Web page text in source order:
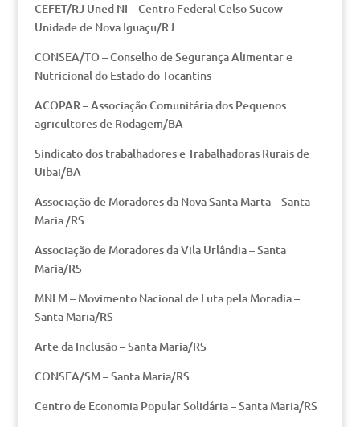
CEFET/RJ Uned NI – Centro Federal Celso Sucow
Unidade de Nova Iguaçu/RJ
CONSEA/TO – Conselho de Segurança Alimentar e
Nutricional do Estado do Tocantins
ACOPAR – Associação Comunitária dos Pequenos
agricultores de Rodagem/BA
Sindicato dos trabalhadores e Trabalhadoras Rurais de
Uibai/BA
Associação de Moradores da Nova Santa Marta – Santa
Maria /RS
Associação de Moradores da Vila Urlândia – Santa
Maria/RS
MNLM – Movimento Nacional de Luta pela Moradia –
Santa Maria/RS
Arte da Inclusão – Santa Maria/RS
CONSEA/SM – Santa Maria/RS
Centro de Economia Popular Solidária – Santa Maria/RS